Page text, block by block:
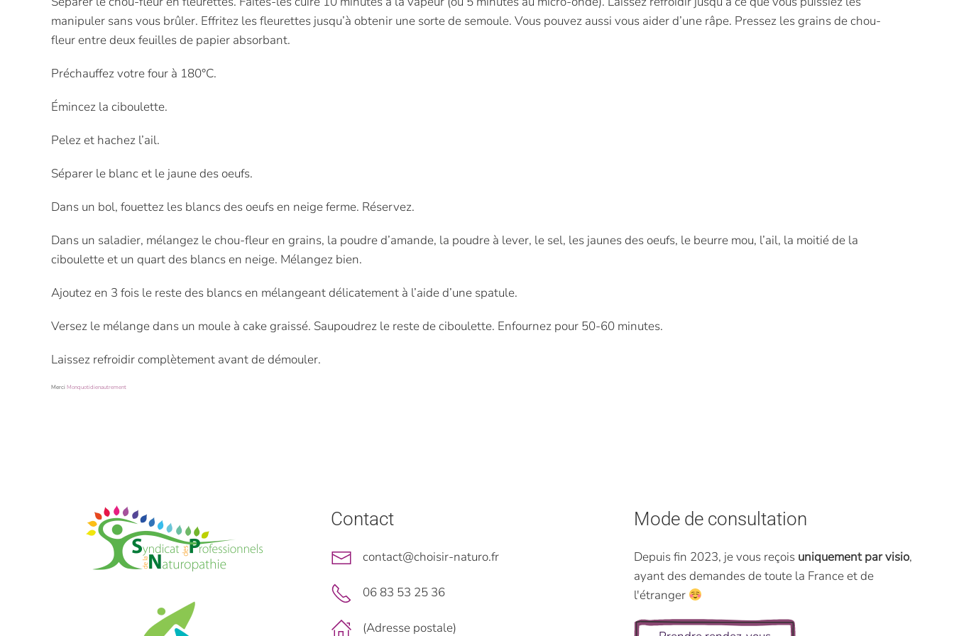
manipuler sans vous brûler. Effritez les fleurettes jusqu’à obtenir une sorte de semoule. Vous pouvez aussi vous aider d’une râpe. Pressez les grains de chou-
fleur entre deux feuilles de papier absorbant.
Préchauffez votre four à 180°C.
Émincez la ciboulette.
Pelez et hachez l’ail.
Séparer le blanc et le jaune des oeufs.
Dans un bol, fouettez les blancs des oeufs en neige ferme. Réservez.
Dans un saladier, mélangez le chou-fleur en grains, la poudre d’amande, la poudre à lever, le sel, les jaunes des oeufs, le beurre mou, l’ail, la moitié de la
ciboulette et un quart des blancs en neige. Mélangez bien.
Ajoutez en 3 fois le reste des blancs en mélangeant délicatement à l’aide d’une spatule.
Versez le mélange dans un moule à cake graissé. Saupoudrez le reste de ciboulette. Enfournez pour 50-60 minutes.
Laissez refroidir complètement avant de démouler.
MerciMonquotidienautrement
Contact
contact@choisir-naturo.fr
06 83 53 25 36
(Adresse postale)
Mode de consultation
Depuis fin 2023, je vous reçois uniquement par visio,
ayant des demandes de toute la France et de
l'étranger